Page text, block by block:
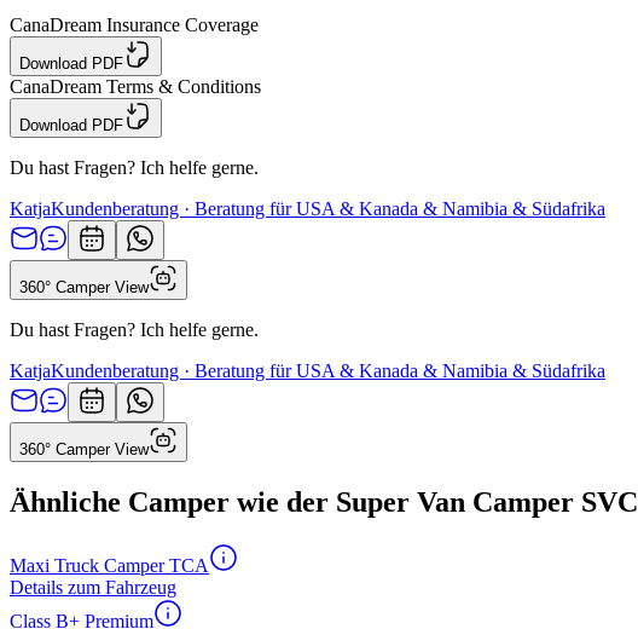
CanaDream Insurance Coverage
Download PDF
CanaDream Terms & Conditions
Download PDF
Du hast Fragen? Ich helfe gerne.
KatjaKundenberatung · Beratung für USA & Kanada & Namibia & Südafrika
360° Camper View
Du hast Fragen? Ich helfe gerne.
KatjaKundenberatung · Beratung für USA & Kanada & Namibia & Südafrika
360° Camper View
Ähnliche Camper wie der Super Van Camper SVC
Maxi Truck Camper TCA
Details zum Fahrzeug
Class B+ Premium